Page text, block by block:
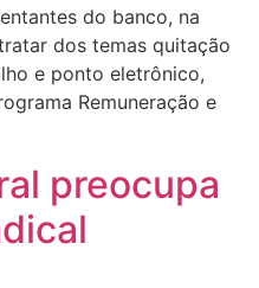
do banco, na
dos temas quitação
e ponto eletrônico,
Remuneração e
preocupa